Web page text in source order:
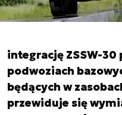
integrację ZSSW-30
podwoziach
będących w
przewiduje się